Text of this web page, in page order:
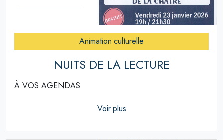
Animation culturelle
NUITS DE LA LECTURE
À VOS AGENDAS
Voir plus